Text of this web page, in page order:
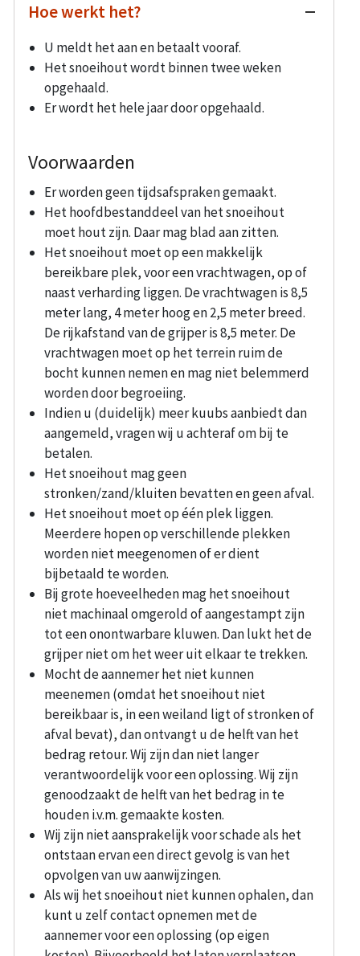
Hoe werkt het?
U meldt het aan en betaalt vooraf.
Het snoeihout wordt binnen twee weken
opgehaald.
Er wordt het hele jaar door opgehaald.
Voorwaarden
Er worden geen tijdsafspraken gemaakt.
Het hoofdbestanddeel van het snoeihout
moet hout zijn. Daar mag blad aan zitten.
Het snoeihout moet op een makkelijk
bereikbare plek, voor een vrachtwagen, op of
naast verharding liggen. De vrachtwagen is 8,5
meter lang, 4 meter hoog en 2,5 meter breed.
De rijkafstand van de grijper is 8,5 meter. De
vrachtwagen moet op het terrein ruim de
bocht kunnen nemen en mag niet belemmerd
worden door begroeiing.
Indien u (duidelijk) meer kuubs aanbiedt dan
aangemeld, vragen wij u achteraf om bij te
betalen.
Het snoeihout mag geen
stronken/zand/kluiten bevatten en geen afval.
Het snoeihout moet op één plek liggen.
Meerdere hopen op verschillende plekken
worden niet meegenomen of er dient
bijbetaald te worden.
Bij grote hoeveelheden mag het snoeihout
niet machinaal omgerold of aangestampt zijn
tot een onontwarbare kluwen. Dan lukt het de
grijper niet om het weer uit elkaar te trekken.
Mocht de aannemer het niet kunnen
meenemen (omdat het snoeihout niet
bereikbaar is, in een weiland ligt of stronken of
afval bevat), dan ontvangt u de helft van het
bedrag retour. Wij zijn dan niet langer
verantwoordelijk voor een oplossing. Wij zijn
genoodzaakt de helft van het bedrag in te
houden i.v.m. gemaakte kosten.
Wij zijn niet aansprakelijk voor schade als het
ontstaan ervan een direct gevolg is van het
opvolgen van uw aanwijzingen.
Als wij het snoeihout niet kunnen ophalen, dan
kunt u zelf contact opnemen met de
aannemer voor een oplossing (op eigen